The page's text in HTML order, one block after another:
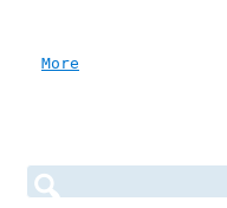
More
t
検
索: